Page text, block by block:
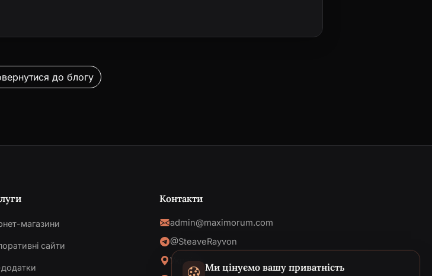
до блогу
магазини
сайти
Контакти
admin@maximorum.com
@SteaveRayvon
Україна
Ми цінуємо вашу приватність